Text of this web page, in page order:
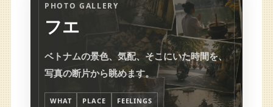
PHOTO GALLERY
フエ
ベトナムの景色、気配、そこにいた時間を、
写真の断片から眺めます。
WHAT PLACE FEELINGS